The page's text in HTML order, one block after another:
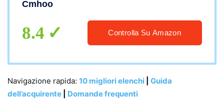
Cmhoo
8.4 Controlla Su Amazon
Navigazione rapida: 10 migliori elenchi
Guida
dell’acquirente
Domande frequenti